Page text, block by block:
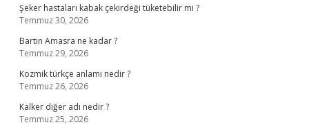
Şeker hastaları kabak çekirdeği tüketebilir mi ?
Temmuz 30, 2026
Bartın Amasra ne kadar ?
Temmuz 29, 2026
Kozmik türkçe anlamı nedir ?
Temmuz 26, 2026
Kalker diğer adı nedir ?
Temmuz 25, 2026